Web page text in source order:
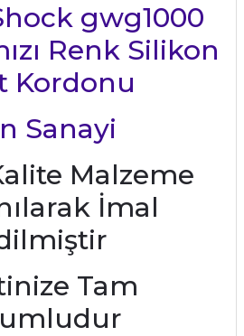
gwg1000
Renk Silikon
Kordonu
Sanayi
Malzeme
İmal
Tam